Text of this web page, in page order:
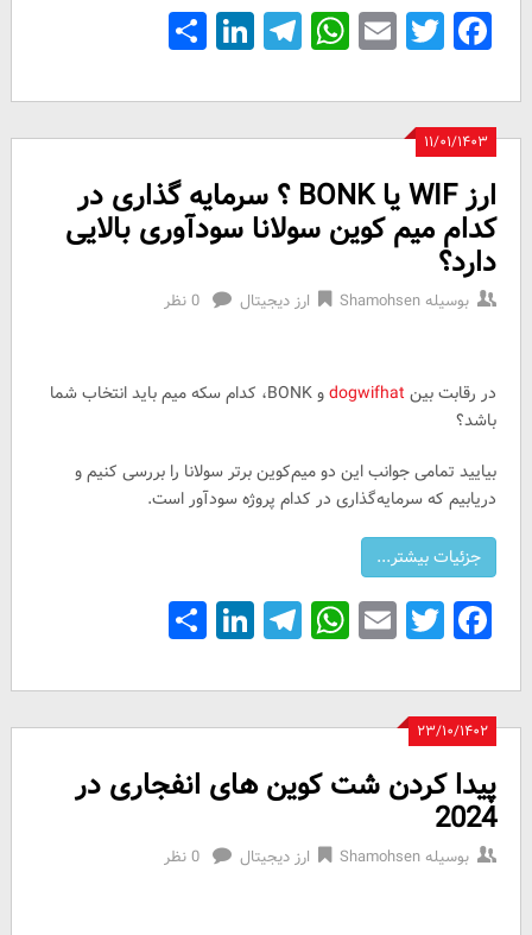
Facebook
Twitter
Email
WhatsApp
Telegram
LinkedIn
Share
۱۱/۰۱/۱۴۰۳
ارز WIF یا BONK ؟ سرمایه گذاری در
کدام میم کوین سولانا سودآوری بالایی
دارد؟
بوسیلهShamohsen ارز دیجیتال 0 نظر
در رقابت بین dogwifhat
و BONK، کدام سکه میم باید انتخاب شما
باشد؟
بیایید تمامی جوانب این دو میم‌کوین برتر سولانا را بررسی کنیم و
دریابیم که سرمایه‌گذاری در کدام پروژه سودآور است.
Facebook
Twitter
Email
WhatsApp
Telegram
LinkedIn
Share
۲۳/۱۰/۱۴۰۲
پیدا کردن شت کوین های انفجاری در
2024
بوسیلهShamohsen ارز دیجیتال 0 نظر